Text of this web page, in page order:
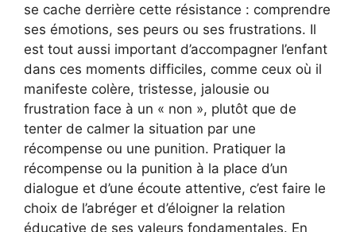
se cache derrière cette résistance : comprendre
ses émotions, ses peurs ou ses frustrations. Il
est tout aussi important d’accompagner l’enfant
dans ces moments difficiles, comme ceux où il
manifeste colère, tristesse, jalousie ou
frustration face à un « non », plutôt que de
tenter de calmer la situation par une
récompense ou une punition. Pratiquer la
récompense ou la punition à la place d’un
dialogue et d’une écoute attentive, c’est faire le
choix de l’abréger et d’éloigner la relation
éducative de ses valeurs fondamentales. En